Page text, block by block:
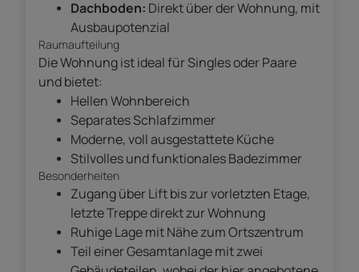
Dachboden: Direkt über der Wohnung, mit
Ausbaupotenzial
Raumaufteilung
Die Wohnung ist ideal für Singles oder Paare
und bietet:
Hellen Wohnbereich
Separates Schlafzimmer
Moderne, voll ausgestattete Küche
Stilvolles und funktionales Badezimmer
Besonderheiten
Zugang über Lift bis zur vorletzten Etage,
letzte Treppe direkt zur Wohnung
Ruhige Lage mit Nähe zum Ortszentrum
Teil einer Gesamtanlage mit zwei